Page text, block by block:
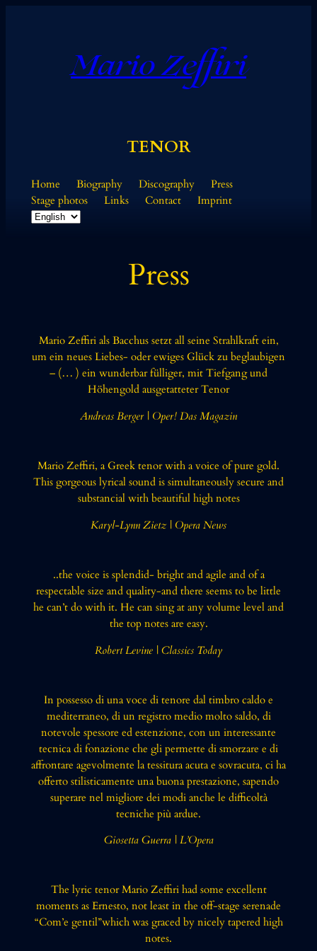
Mario Zeffiri
TENOR
Home Biography Discography
Press
Stage photos
Links Contact
Imprint
Choose
Press
Mario Zeffiri als Bacchus setzt all seine Strahlkraft ein,
um ein neues Liebes- oder ewiges Glück zu beglaubigen
– (… ) ein wunderbar fülliger, mit Tiefgang und
Höhengold ausgetatteter Tenor
Andreas Berger | Oper! Das Magazin
Mario Zeffiri, a Greek tenor with a voice of pure gold.
This gorgeous lyrical sound is simultaneously secure and
substancial with beautiful high notes
Karyl-Lynn Zietz | Opera News
..the voice is splendid- bright and agile and of a
respectable size and quality-and there seems to be little
he can’t do with it. He can sing at any volume level and
the top notes are easy.
Robert Levine | Classics Today
In possesso di una voce di tenore dal timbro caldo e
mediterraneo, di un registro medio molto saldo, di
notevole spessore ed estenzione, con un interessante
tecnica di fonazione che gli permette di smorzare e di
affrontare agevolmente la tessitura acuta e sovracuta, ci ha
offerto stilisticamente una buona prestazione, sapendo
superare nel migliore dei modi anche le difficoltà
tecniche più ardue.
Giosetta Guerra | L’Opera
The lyric tenor Mario Zeffiri had some excellent
moments as Ernesto, not least in the off-stage serenade
“Com’e gentil”which was graced by nicely tapered high
notes.